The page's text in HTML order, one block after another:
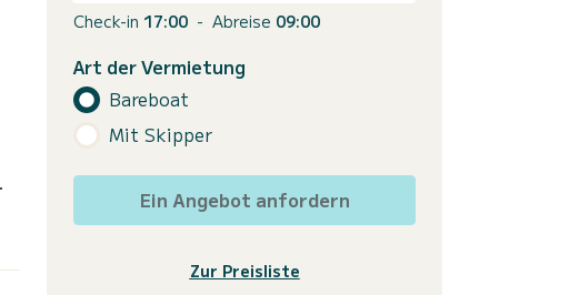
Check-in 17:00 - Abreise 09:00
Art der Vermietung
Bareboat
Mit Skipper
Ein Angebot anfordern
Zur Preisliste